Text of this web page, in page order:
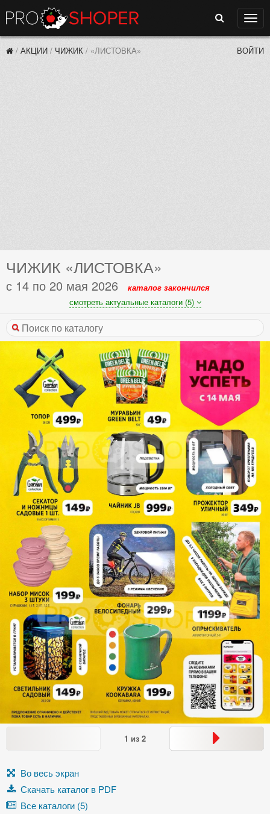
Поиск
/ АКЦИИ / ЧИЖИК / «ЛИСТОВКА» ВОЙТИ
ЧИЖИК «ЛИСТОВКА»
с 14 по 20 мая 2026
каталог закончился
смотреть актуальные каталоги (5)
1 из 2
Во весь экран
Скачать каталог в PDF
Все каталоги (5)